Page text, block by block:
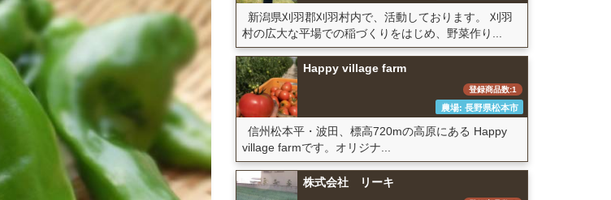
新潟県刈羽郡刈羽村内で、活動しております。 刈羽
村の広大な平場での稲づくりをはじめ、野菜作り...
Happy village farm
登録商品数:1
農場: 長野県松本市
信州松本平・波田、標高720mの高原にある Happy
village farmです。オリジナ...
株式会社 リーキ